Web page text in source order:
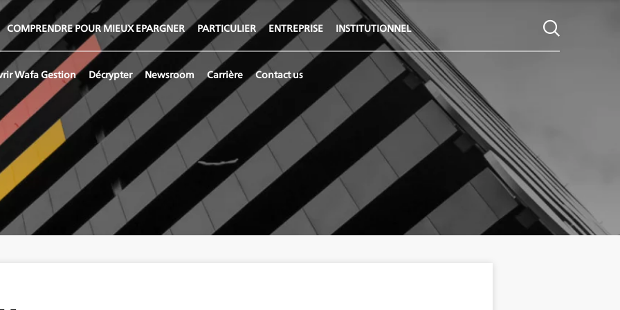
Wafa Gestion Décrypter Newsroom Carrière Contact us
COMPRENDRE POUR MIEUX EPARGNER PARTICULIER ENTREPRISE INSTITUTIONNEL